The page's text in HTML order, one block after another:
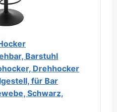
Barstuhl
Drehhocker
für Bar
Schwarz,